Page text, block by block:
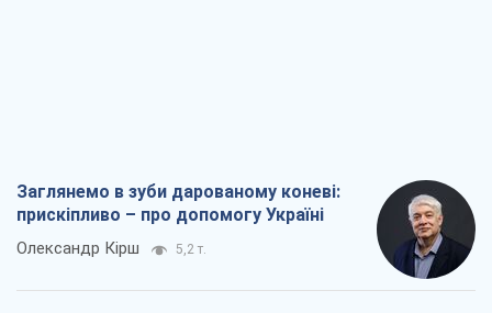
Заглянемо в зуби дарованому коневі:
прискіпливо – про допомогу Україні
Олександр Кірш 5,2 т.